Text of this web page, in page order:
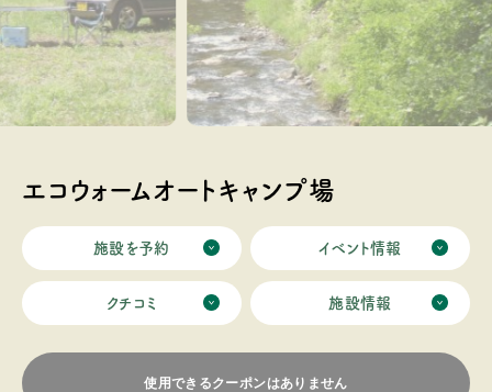
エコウォームオートキャンプ場
施設を予約 イベント情報
クチコミ 施設情報
使用できるクーポンはありません